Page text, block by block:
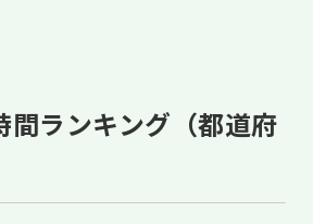
間ランキング（都道府